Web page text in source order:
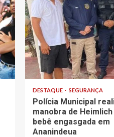
DESTAQUE SEGURANÇA
Polícia Municipal
manobra de
bebê engasgada em
Ananindeua